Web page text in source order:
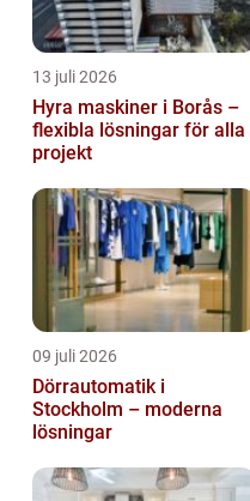
13 juli 2026
Hyra maskiner i Borås –
flexibla lösningar för alla
projekt
09 juli 2026
Dörrautomatik i
Stockholm – moderna
lösningar